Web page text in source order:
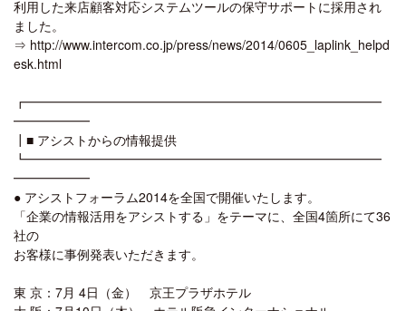
利用した来店顧客対応システムツールの保守サポートに採用され
ました。
⇒ http://www.intercom.co.jp/press/news/2014/0605_laplink_helpd
esk.html
┏━━━━━━━━━━━━━━━━━━━━━━━━━━━━
━━━━━━
┃■ アシストからの情報提供
┗━━━━━━━━━━━━━━━━━━━━━━━━━━━━
━━━━━━
● アシストフォーラム2014を全国で開催いたします。
「企業の情報活用をアシストする」をテーマに、全国4箇所にて36
社の
お客様に事例発表いただきます。
東 京：7月 4日（金） 京王プラザホテル